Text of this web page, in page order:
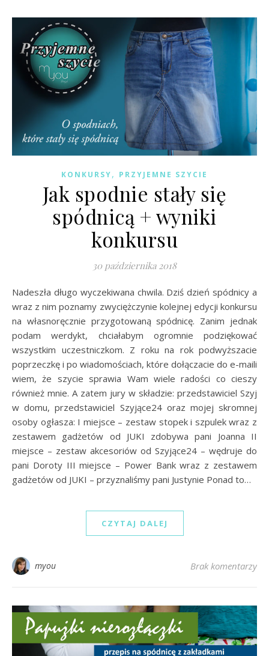
KONKURSY, PRZYJEMNE SZYCIE
Jak spodnie stały się
spódnicą + wyniki
konkursu
30 października 2018
Nadeszła długo wyczekiwana chwila. Dziś dzień spódnicy a
wraz z nim poznamy zwyciężczynie kolejnej edycji konkursu
na własnoręcznie przygotowaną spódnicę. Zanim jednak
podam werdykt, chciałabym ogromnie podziękować
wszystkim uczestniczkom. Z roku na rok podwyższacie
poprzeczkę i po wiadomościach, które dołączacie do e-maili
wiem, że szycie sprawia Wam wiele radości co cieszy
również mnie. A zatem jury w składzie: przedstawiciel Szyj
w domu, przedstawiciel Szyjące24 oraz mojej skromnej
osoby ogłasza: I miejsce – zestaw stopek i szpulek wraz z
zestawem gadżetów od JUKI zdobywa pani Joanna II
miejsce – zestaw akcesoriów od Szyjące24 – wędruje do
pani Doroty III miejsce – Power Bank wraz z zestawem
gadżetów od JUKI – przyznaliśmy pani Justynie Ponad to…
CZYTAJ DALEJ
myou Brak komentarzy